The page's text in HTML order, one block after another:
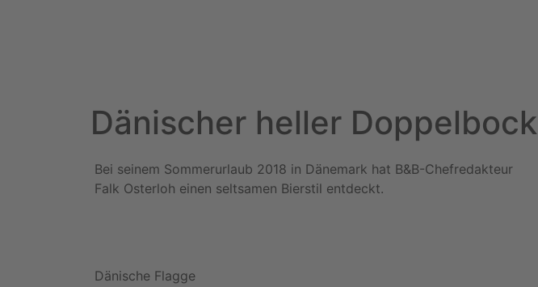
Dänischer heller Doppelbock
Bei seinem Sommerurlaub 2018 in Dänemark hat B&B-Chefredakteur
Falk Osterloh einen seltsamen Bierstil entdeckt.
Dänische Flagge